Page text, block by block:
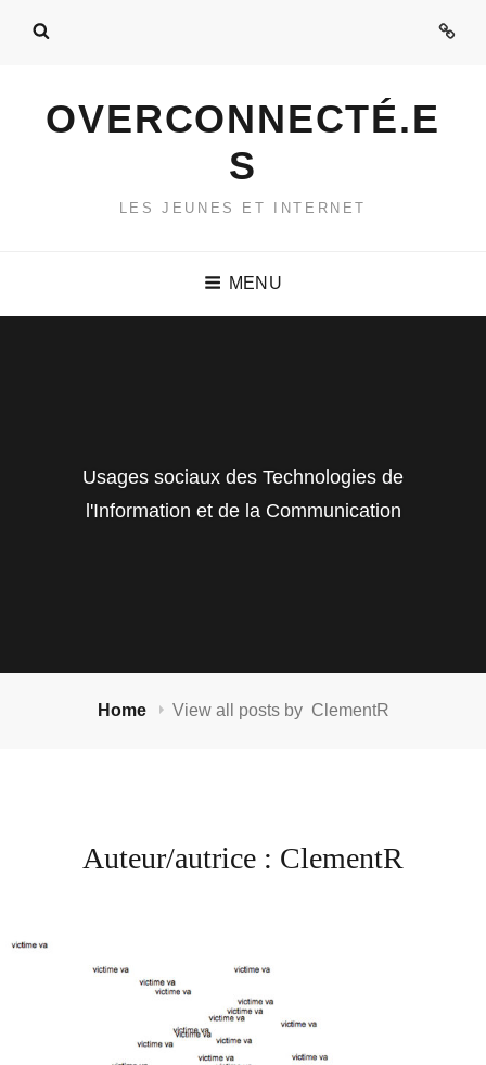
Admin
OVERCONNECTÉ.E
S
LES JEUNES ET INTERNET
MENU
Usages sociaux des Technologies de
l'Information et de la Communication
Home View all posts by ClementR
Auteur/autrice : ClementR